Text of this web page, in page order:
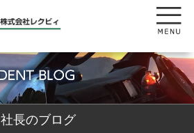
社長のブログ